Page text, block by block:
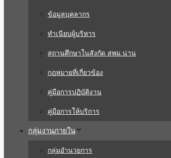
ข้อมูลบุคลากร
ทำเนียบผู้บริหาร
สถานศึกษาในสังกัด สพม.น่าน
กฎหมายที่เกี่ยวข้อง
คู่มือการปฏิบัติงาน
คู่มือการให้บริการ
กลุ่มงานภายใน
กลุ่มอำนวยการ